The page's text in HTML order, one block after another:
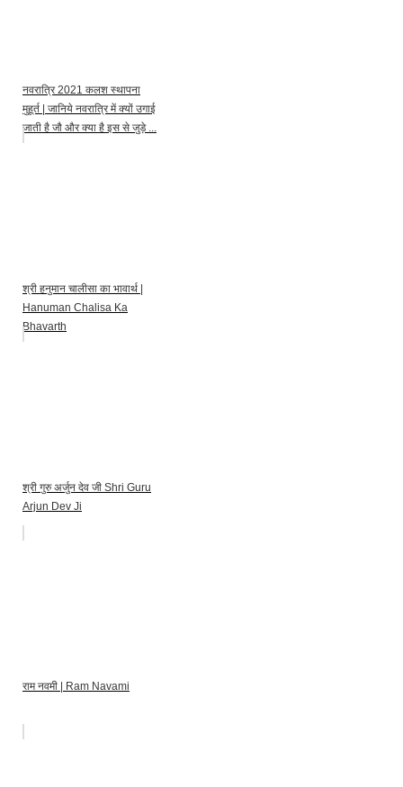
नवरात्रि 2021 कलश स्थापना
मुहूर्त | जानिये नवरात्रि में क्यों उगाई
जाती है जौ और क्या है इस से जुड़े ...
श्री हनुमान चालीसा का भावार्थ |
Hanuman Chalisa Ka
Bhavarth
श्री गुरु अर्जुन देव जी Shri Guru
Arjun Dev Ji
राम नवमी | Ram Navami